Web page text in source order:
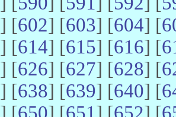
] [602] [603] [604] [
] [614] [615] [616] [
] [626] [627] [628] [
] [638] [639] [640] [
] [650] [651] [652] [